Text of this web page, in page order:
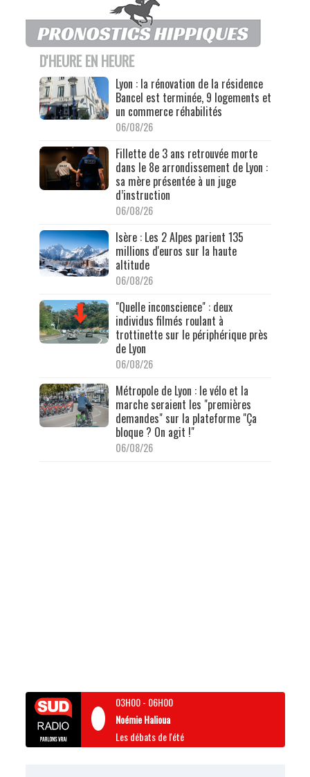
D'HEURE EN HEURE
Lyon : la rénovation de la résidence
Bancel est terminée, 9 logements et
un commerce réhabilités
06/08/26
Fillette de 3 ans retrouvée morte
dans le 8e arrondissement de Lyon :
sa mère présentée à un juge
d’instruction
06/08/26
Isère : Les 2 Alpes parient 135
millions d'euros sur la haute
altitude
06/08/26
"Quelle inconscience" : deux
individus filmés roulant à
trottinette sur le périphérique près
de Lyon
06/08/26
Métropole de Lyon : le vélo et la
marche seraient les "premières
demandes" sur la plateforme "Ça
bloque ? On agit !"
06/08/26
03H00- 06H00
Noémie Halioua
Les débats de l'été